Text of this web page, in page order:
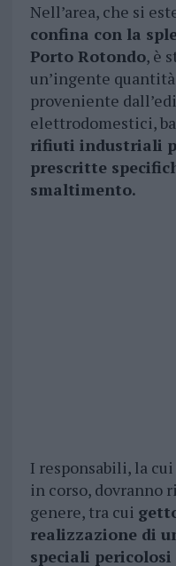
Nell’area, che si
confina con la
Porto Rotondo, è
un’ingente
proveniente
elettrodomestici,
rifiuti industriali
prescritte
smaltimento.
I responsabili, la
in corso, dovranno
genere, tra cui
realizzazione di
speciali pericolosi